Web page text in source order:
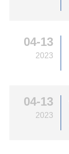
04-13
2023
04-13
2023